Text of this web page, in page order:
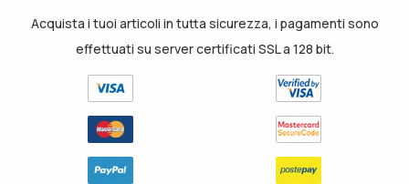
Acquista i tuoi articoli in tutta sicurezza, i pagamenti sono
effettuati su server certificati SSL a 128 bit.